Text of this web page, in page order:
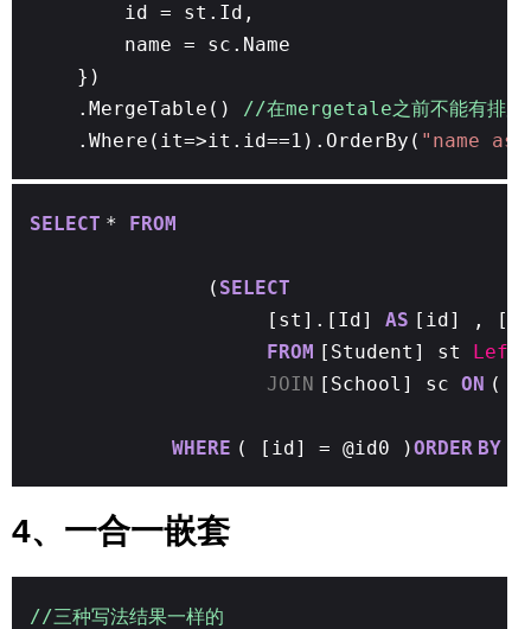
id = st.Id,
name = sc.Name
})
.MergeTable() //在mergetale之前不能有排
.Where(it=>it.id==1).OrderBy( "name
SELECT * FROM
( SELECT
[st].[Id] AS [id] ,
FROM
[Student] st
Left
JOIN
[School] sc ON (
WHERE ( [id] = @id0 )ORDER BY
4、一合一嵌套
//三种写法结果一样的